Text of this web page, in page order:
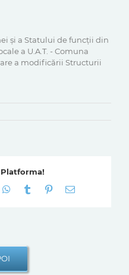
și a Statului de funcții din
a U.A.T. - Comuna
a modificării Structurii
Platforma!
WhatsApp
Tumblr Pinterest
E-